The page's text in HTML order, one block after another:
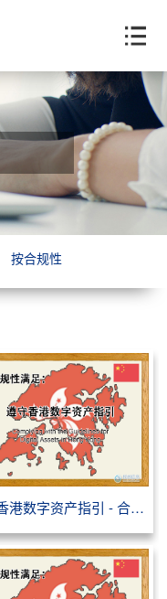
按合规性
遵守香港数字资产指引 - 合规性满足